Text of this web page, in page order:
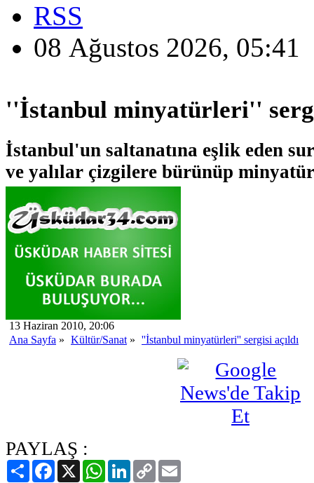
RSS
08 Ağustos 2026, 05:41
''İstanbul minyatürleri''
İstanbul'un saltanatına eşlik eden
ve yalılar çizgilere bürünüp
13 Haziran 2010, 20:06
Ana Sayfa » Kültür/Sanat » ''İstanbul minyatürleri'' sergisi açıldı
PAYLAŞ :
PaylaşFacebook
X WhatsAppLinkedIn
Copy
Link